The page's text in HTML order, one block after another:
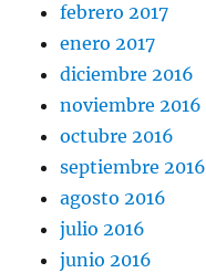
febrero 2017
enero 2017
diciembre 2016
noviembre 2016
octubre 2016
septiembre 2016
agosto 2016
julio 2016
junio 2016